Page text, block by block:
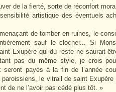
de la fierté, sorte de réconfort
artistique des éventuels
de tomber en ruines, le
sauf le clocher... Si
Exupère qui du reste ne saurait
pas du même style, je crois
seront payés à la fin de l’année
le vitrail de saint Exupère
de ne l’avoir pas cédé plus tôt. »